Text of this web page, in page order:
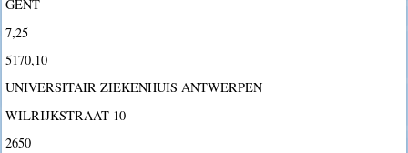
GENT
7,25
5170,10
UNIVERSITAIR ZIEKENHUIS ANTWERPEN
WILRIJKSTRAAT 10
2650